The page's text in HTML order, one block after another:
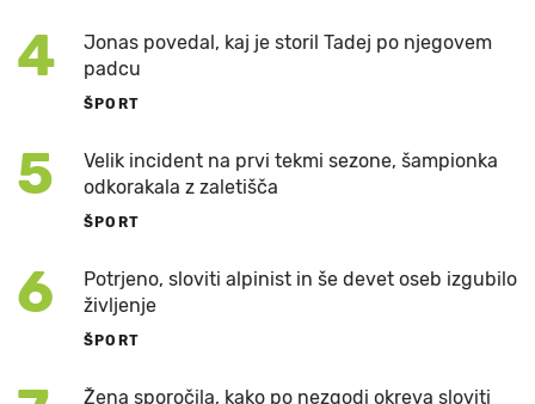
4
Jonas povedal, kaj je storil Tadej po njegovem
padcu
ŠPORT
5
Velik incident na prvi tekmi sezone, šampionka
odkorakala z zaletišča
ŠPORT
6
Potrjeno, sloviti alpinist in še devet oseb izgubilo
življenje
ŠPORT
Žena sporočila, kako po nezgodi okreva sloviti